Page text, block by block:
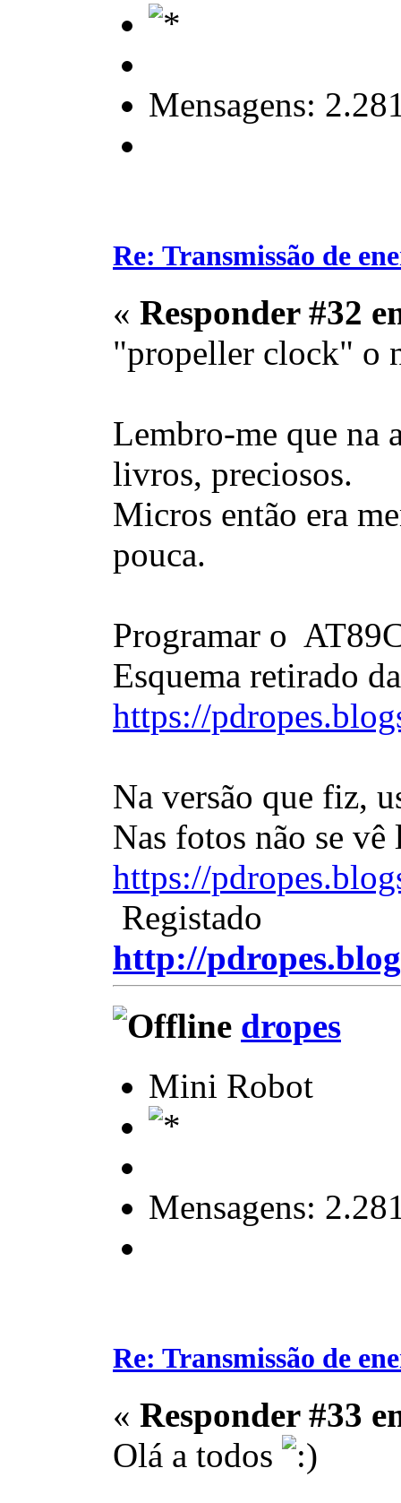
Mensagens:
Re: Transmissão de
« Responder #32
"propeller clock" o
Lembro-me que na
livros, preciosos.
Micros então era
pouca.
Programar o
Esquema retirado
https://
Na versão que fiz,
Nas fotos não se
https://
Registado
http://
dropes
Mini Robot
Mensagens:
Re: Transmissão de
« Responder #33
Olá a todos